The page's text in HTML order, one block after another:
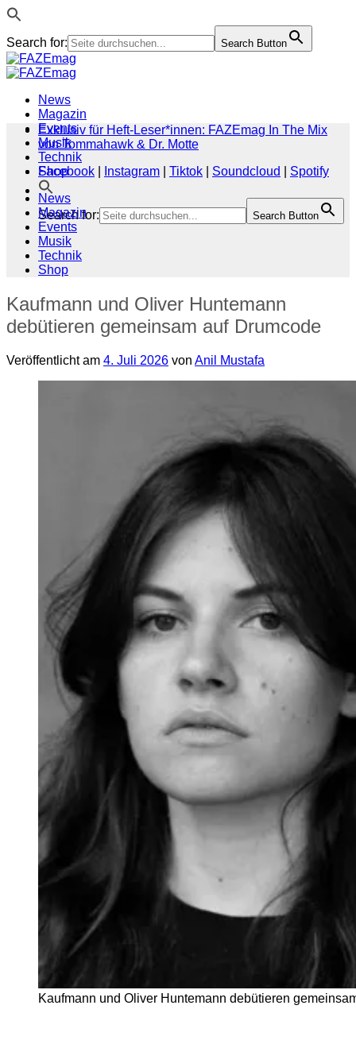
Search for: Search Button
Zum
Inhalt
News
Magazin
Events
Musik
Technik
Shop
Search for: Search Button
Exklusiv für Heft-Leser*innen: FAZEmag In The Mix
von Tommahawk & Dr. Motte
Facebook
Instagram Tiktok Soundcloud
Spotify
News
Magazin
Events
Musik
Technik
Shop
Kaufmann und Oliver Huntemann
debütieren gemeinsam auf Drumcode
Veröffentlicht am 4. Juli 2026 von Anil Mustafa
Kaufmann und Oliver Huntemann debütieren